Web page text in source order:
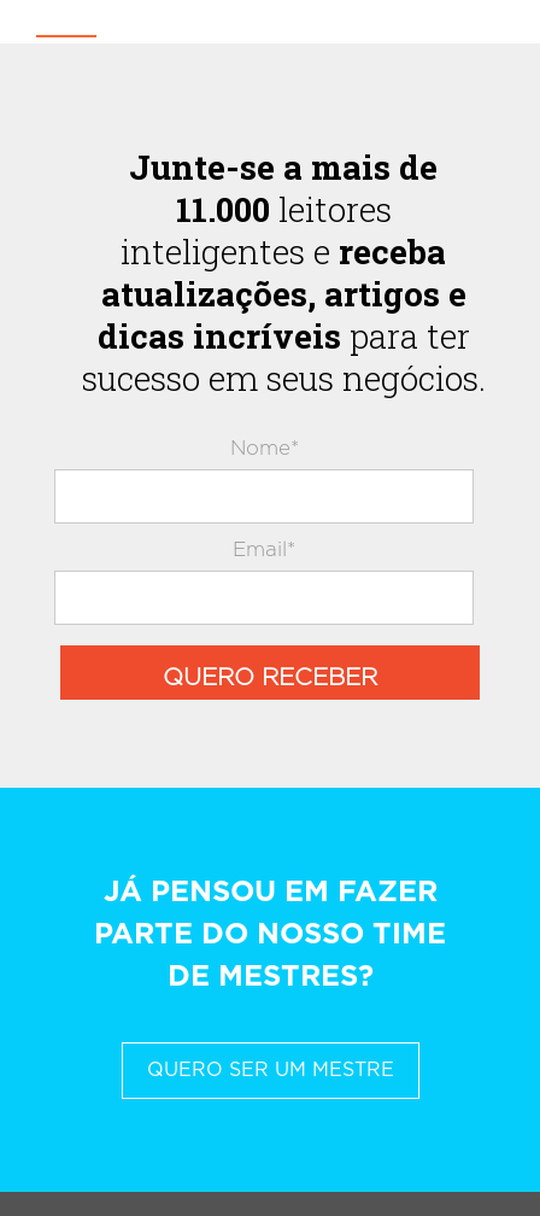
Junte-se a mais de
11.000 leitores
inteligentes e receba
atualizações, artigos e
dicas incríveis para ter
sucesso em seus negócios.
Nome*
Email*
QUERO RECEBER
JÁ PENSOU EM FAZER
PARTE DO NOSSO TIME
DE MESTRES?
QUERO SER UM MESTRE